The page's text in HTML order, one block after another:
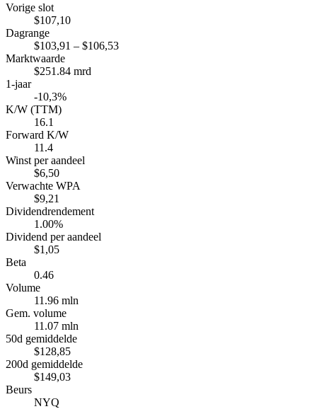
Vorige slot
$107,10
Dagrange
$103,91 – $106,53
Marktwaarde
$251.84 mrd
1-jaar
-10,3%
K/W (TTM)
16.1
Forward K/W
11.4
Winst per aandeel
$6,50
Verwachte WPA
$9,21
Dividendrendement
1.00%
Dividend per aandeel
$1,05
Beta
0.46
Volume
11.96 mln
Gem. volume
11.07 mln
50d gemiddelde
$128,85
200d gemiddelde
$149,03
Beurs
NYQ